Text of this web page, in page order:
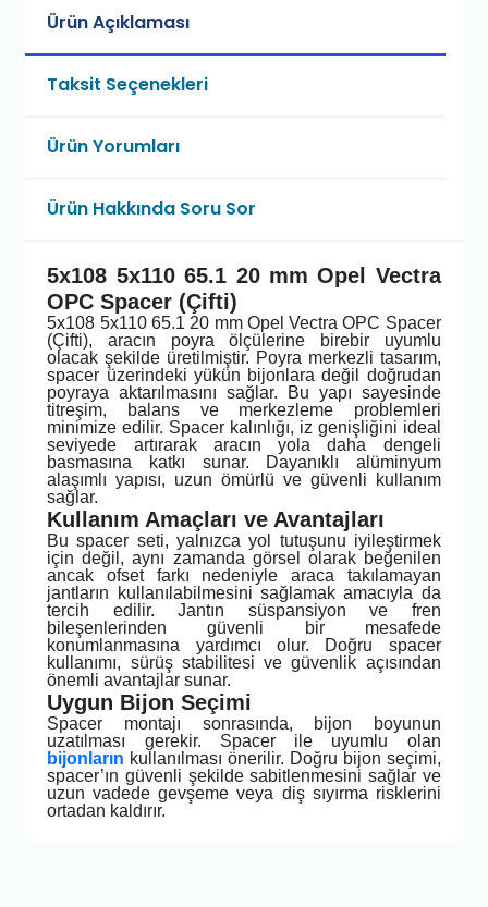
Ürün Açıklaması
Taksit Seçenekleri
Ürün Yorumları
Ürün Hakkında Soru Sor
5x108 5x110 65.1 20 mm Opel Vectra
OPC Spacer (Çifti)
5x108 5x110 65.1 20 mm Opel Vectra OPC Spacer
(Çifti), aracın poyra ölçülerine birebir uyumlu
olacak şekilde üretilmiştir. Poyra merkezli tasarım,
spacer üzerindeki yükün bijonlara değil doğrudan
poyraya aktarılmasını sağlar. Bu yapı sayesinde
titreşim, balans ve merkezleme problemleri
minimize edilir. Spacer kalınlığı, iz genişliğini ideal
seviyede artırarak aracın yola daha dengeli
basmasına katkı sunar. Dayanıklı alüminyum
alaşımlı yapısı, uzun ömürlü ve güvenli kullanım
sağlar.
Kullanım Amaçları ve Avantajları
Bu spacer seti, yalnızca yol tutuşunu iyileştirmek
için değil, aynı zamanda görsel olarak beğenilen
ancak ofset farkı nedeniyle araca takılamayan
jantların kullanılabilmesini sağlamak amacıyla da
tercih edilir. Jantın süspansiyon ve fren
bileşenlerinden güvenli bir mesafede
konumlanmasına yardımcı olur. Doğru spacer
kullanımı, sürüş stabilitesi ve güvenlik açısından
önemli avantajlar sunar.
Uygun Bijon Seçimi
Spacer montajı sonrasında, bijon boyunun
uzatılması gerekir. Spacer ile uyumlu olan
bijonların kullanılması önerilir. Doğru bijon seçimi,
spacer’ın güvenli şekilde sabitlenmesini sağlar ve
uzun vadede gevşeme veya diş sıyırma risklerini
ortadan kaldırır.